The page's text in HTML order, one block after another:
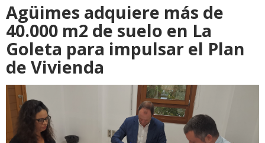
Agüimes adquiere más de
40.000 m2 de suelo en La
Goleta para impulsar el Plan
de Vivienda